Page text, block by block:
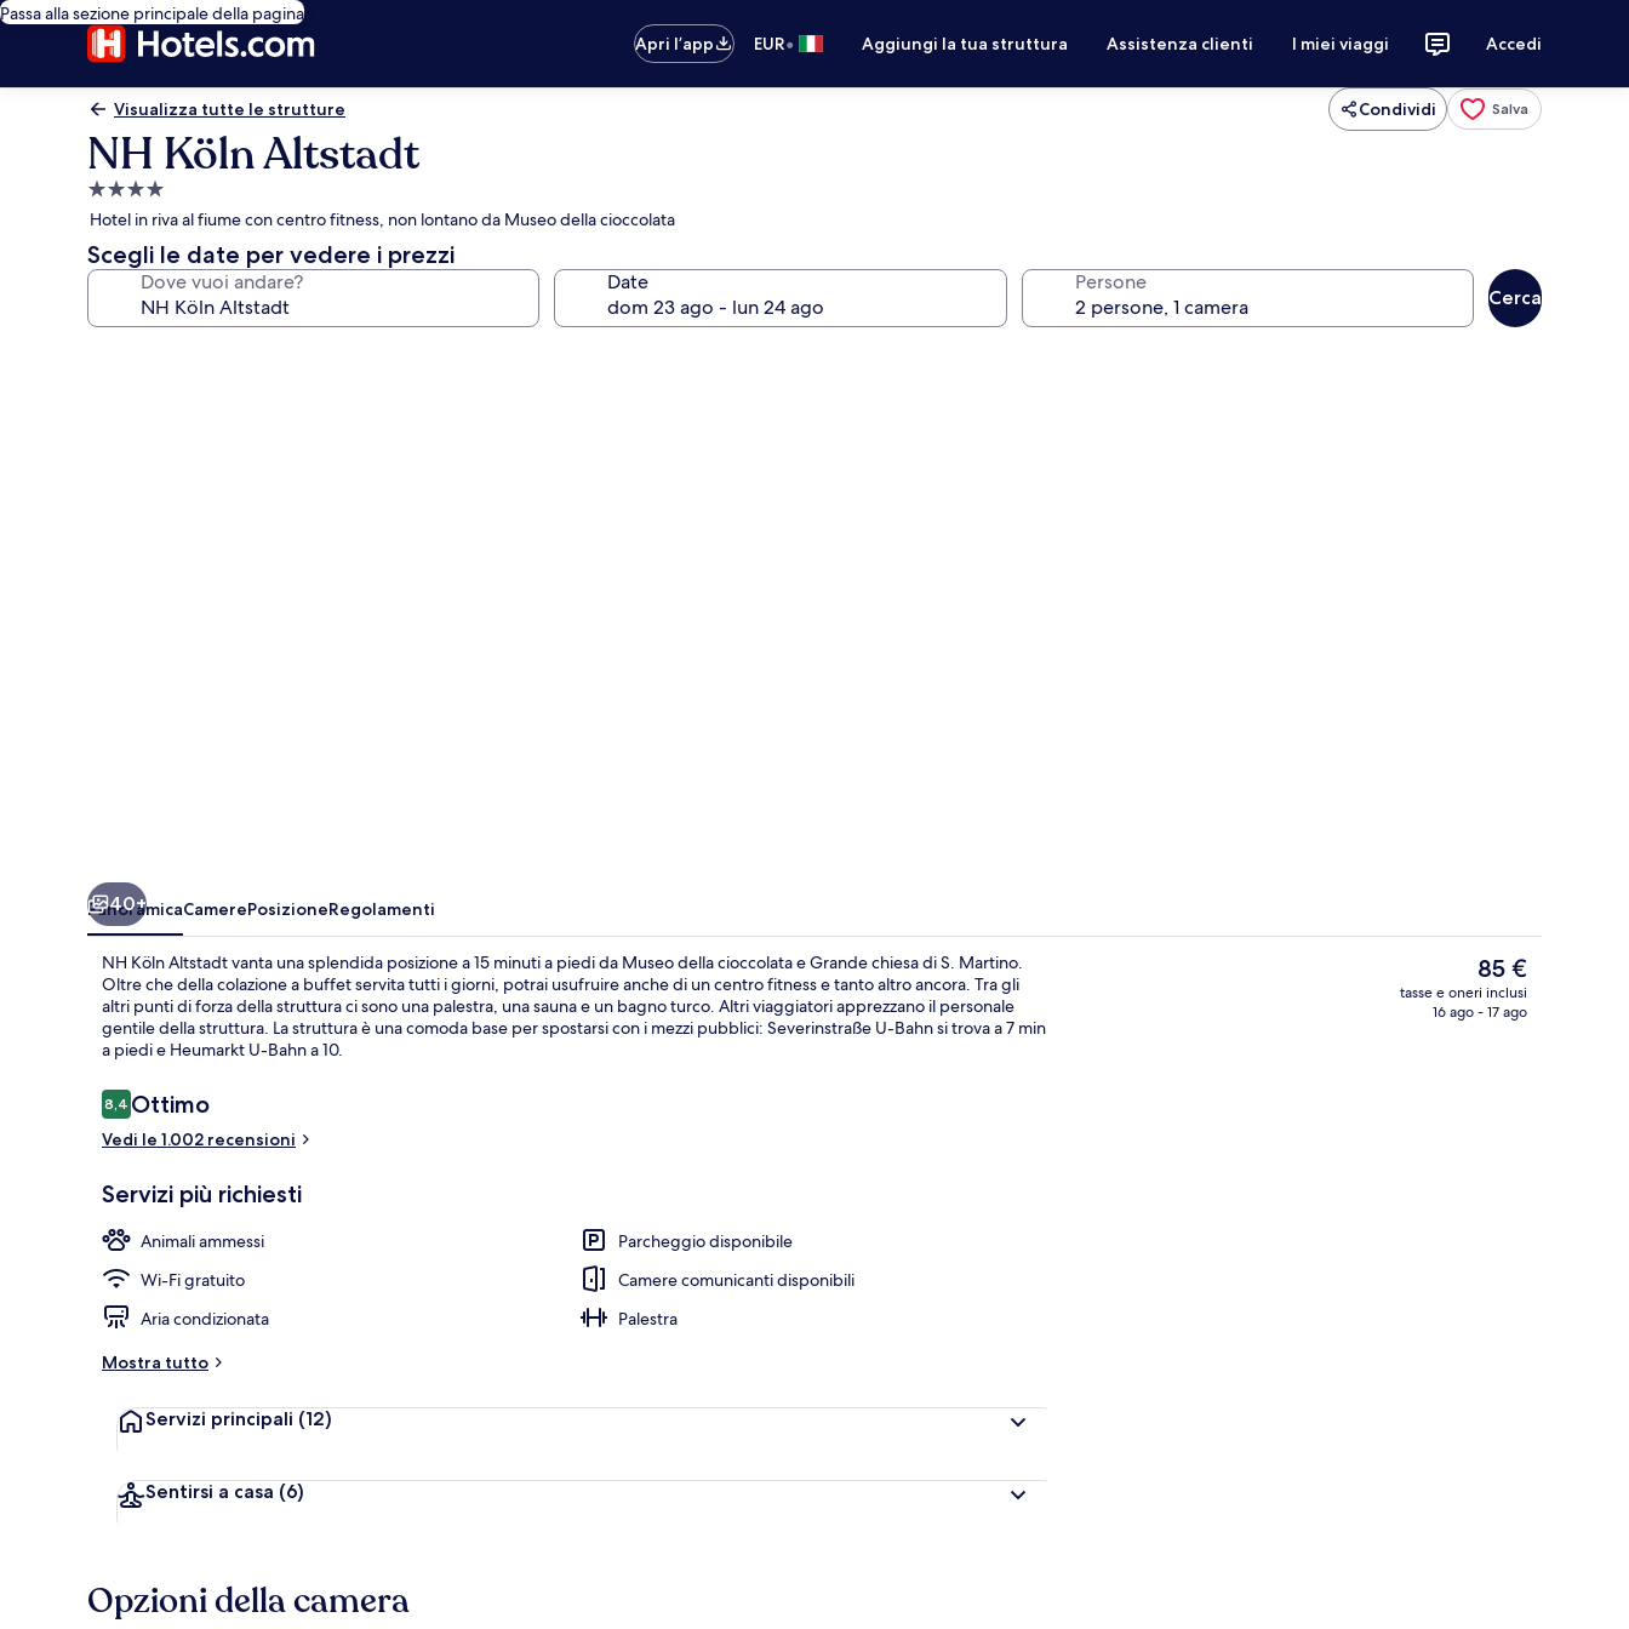
Passa alla sezione principale della pagina
Apri l’app
EUR• Aggiungi la tua struttura Assistenza clienti I miei viaggi Accedi
Visualizza tutte le strutture Condividi Salva
NH Köln Altstadt
Struttura
a
4.0
stelle
Hotel in riva al fiume con centro fitness, non lontano da Museo della cioccolata
Scegli le date per vedere i prezzi
Dove vuoi andare? Date Persone
Cerca
Spa
40+
PanoramicaCamerePosizioneRegolamenti
NH Köln Altstadt vanta una splendida posizione a 15 minuti a piedi da Museo della cioccolata e Grande chiesa di S. Martino.
Oltre che della colazione a buffet servita tutti i giorni, potrai usufruire anche di un centro fitness e tanto altro ancora. Tra gli
altri punti di forza della struttura ci sono una palestra, una sauna e un bagno turco. Altri viaggiatori apprezzano il personale
gentile della struttura. La struttura è una comoda base per spostarsi con i mezzi pubblici: Severinstraße U-Bahn si trova a 7 min
a piedi e Heumarkt U-Bahn a 10.
Recensioni
8,48,4 su 10
Ottimo
Vedi le 1.002 recensioni
Servizi più richiesti
Animali ammessi
Parcheggio disponibile
Wi-Fi gratuito
Camere comunicanti disponibili
Aria condizionata
Palestra
Mostra tutto
Servizi principali (12)
Sentirsi a casa (6)
Il
prezzo
attuale
85 €
tasse e oneri inclusi
16 ago - 17 ago
Opzioni della camera